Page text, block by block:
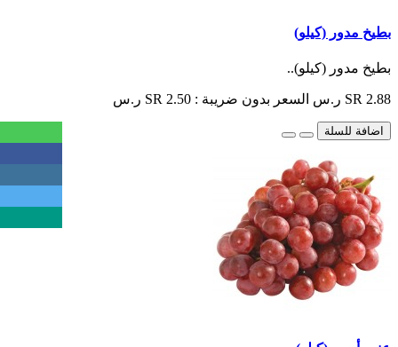
بطيخ مدور (كيلو)
بطيخ مدور (كيلو)..
SR 2.88 ر.س السعر بدون ضريبة : SR 2.50 ر.س
اضافة للسلة